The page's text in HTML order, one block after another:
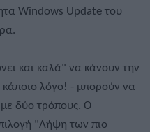
Windows Update του
και καλά" να κάνουν την
κάποιο λόγο! - μπορούν να
δύο τρόπους. Ο
"Λήψη των πιο